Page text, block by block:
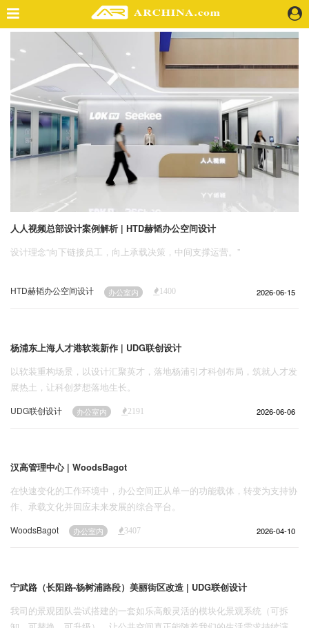
精选案例
建 筑
景 观
室 内
视 频
头条资讯
机 构
人 物
地 产
企业会员
关于投稿
广告投放
人人视频总部设计案例解析 | HTD赫韬办公空间设计
设计理念“向下链接员工，向上承载决策，中间支撑运营。”
HTD赫韬办公空间设计 办公室内 1400 2026-06-15
杨浦东上海人才港软装新作 | UDG联创设计
以软装重构场景，以设计汇聚英才，落地杨浦引才科创布局，筑就人才发
展热土，让科创梦想落地生长。
UDG联创设计 办公室内 2191 2026-06-06
汉高管理中心 | WoodsBagot
在快速变化的工作环境中，办公空间正从单一的功能载体，转变为支持协
作、承载文化并回应未来发展的综合平台。
WoodsBagot 办公室内 3407 2026-04-10
宁武路（长阳路-杨树浦路段）美丽街区改造 | UDG联创设计
我司的景观团队尝试搭建的一套如乐高般灵活的模块化景观系统（可拆